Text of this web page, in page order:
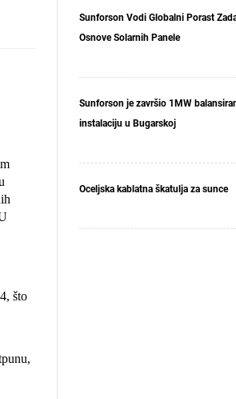
što
Sunforson Vodi Globalni Porast
Osnove Solarnih Panele
Sunforson je završio 1MW
instalaciju u Bugarskoj
Oceljska kablatna škatulja za sunce